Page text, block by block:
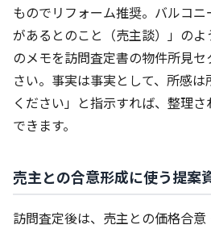
ものでリフォーム推奨。バルコ
があるとのこと（売主談）」の
のメモを訪問査定書の物件所見
さい。事実は事実として、所感
ください」と指示すれば、整理
できます。
売主との合意形成に使う提案
訪問査定後は、売主との価格合